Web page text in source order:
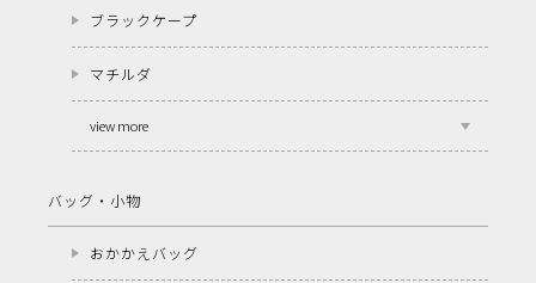
ブラックケープ
マチルダ
view more
バッグ・小物
おかかえバッグ